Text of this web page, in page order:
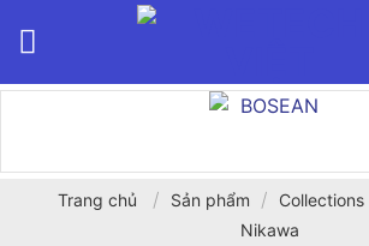
Trang chủ / Sản phẩm / Collections
Nikawa